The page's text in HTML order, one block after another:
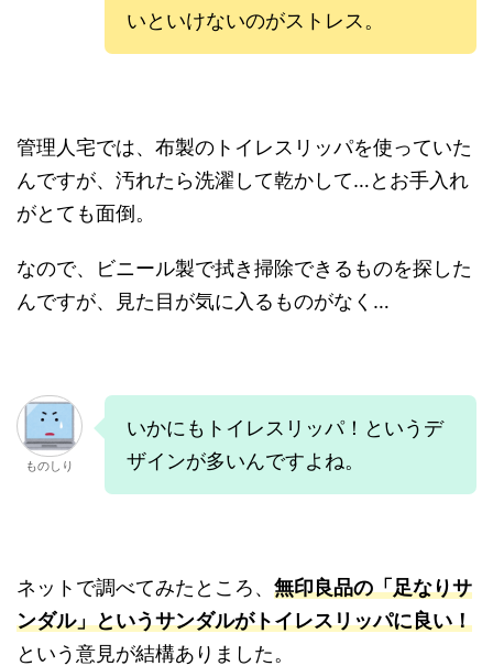
いといけないのがストレス。
管理人宅では、布製のトイレスリッパを使っていた
んですが、汚れたら洗濯して乾かして…とお手入れ
がとても面倒。
なので、ビニール製で拭き掃除できるものを探した
んですが、見た目が気に入るものがなく…
ものしり
いかにもトイレスリッパ！というデ
ザインが多いんですよね。
ネットで調べてみたところ、 無印良品の「足なりサ
ンダル」というサンダルがトイレスリッパに良い！
という意見が結構ありました。